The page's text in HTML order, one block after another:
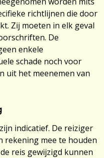
richtlijnen die door
Zij moeten in elk geval
De
enkele
schade noch voor
uit het meenemen van
indicatief. De reiziger
rekening mee te houden
reis gewijzigd kunnen